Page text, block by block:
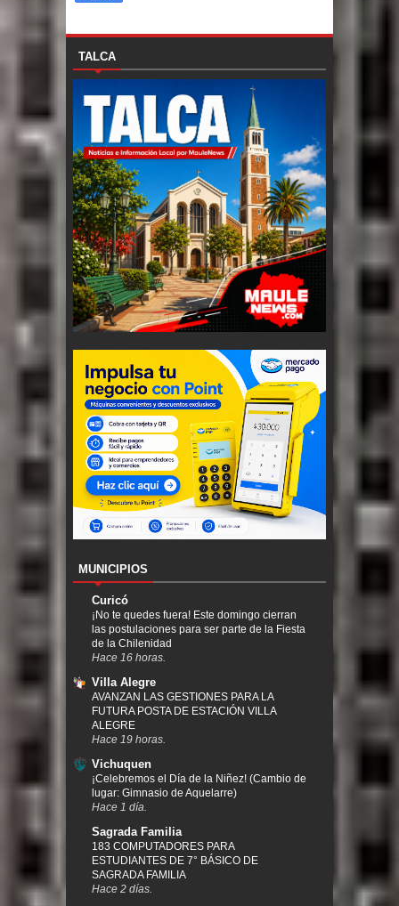
TALCA
MUNICIPIOS
Curicó
¡No te quedes fuera! Este domingo cierran
las postulaciones para ser parte de la Fiesta
de la Chilenidad
Hace 16 horas.
Villa Alegre
AVANZAN LAS GESTIONES PARA LA
FUTURA POSTA DE ESTACIÓN VILLA
ALEGRE
Hace 19 horas.
Vichuquen
¡Celebremos el Día de la Niñez! (Cambio de
lugar: Gimnasio de Aquelarre)
Hace 1 día.
Sagrada Familia
183 COMPUTADORES PARA
ESTUDIANTES DE 7° BÁSICO DE
SAGRADA FAMILIA
Hace 2 días.